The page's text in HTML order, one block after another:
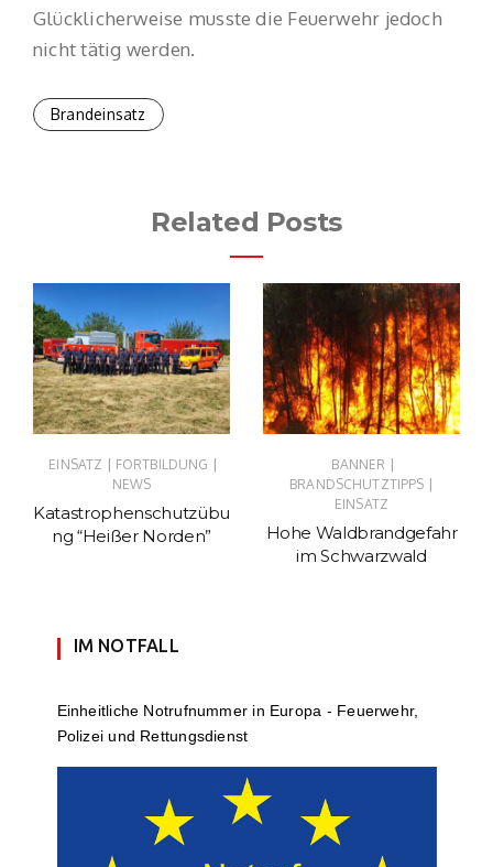
Glücklicherweise musste die Feuerwehr jedoch
nicht tätig werden.
Brandeinsatz
Related Posts
EINSATZ | FORTBILDUNG |
NEWS
Katastrophenschutzübu
ng “Heißer Norden”
BANNER |
BRANDSCHUTZTIPPS |
EINSATZ
Hohe Waldbrandgefahr
im Schwarzwald
IM NOTFALL
Einheit­li­che Notruf­num­mer in Europa - Feuerwehr,
Polizei und Rettungs­dienst